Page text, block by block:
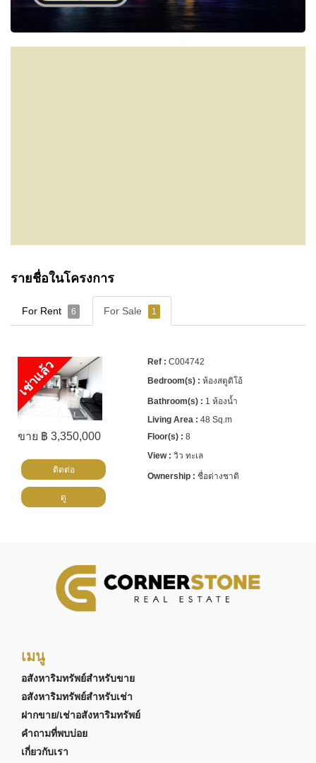
รายชื่อในโครงการ
For Rent 6 For Sale 1
เช่าแล้ว
ขาย ฿ 3,350,000
C004742
ห้องสตูดิโอ้
1 ห้องน้ำ
48 Sq.m
8
วิว ทะเล
ชื่อต่างชาติ
ติดต่อ
ดู
เมนู
อสังหาริมทรัพย์สำหรับขาย
อสังหาริมทรัพย์สำหรับเช่า
ฝากขาย/เช่าอสังหาริมทรัพย์
คำถามที่พบบ่อย
เกี่ยวกับเรา